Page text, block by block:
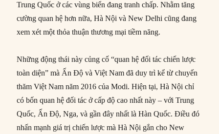
Trung Quốc ở các vùng biển đang tranh chấp. Nhằm tăng
cường quan hệ hơn nữa, Hà Nội và New Delhi cũng đang
xem xét một thỏa thuận thương mại tiềm năng.
Những động thái này củng cố “quan hệ đối tác chiến lược
toàn diện” mà Ấn Độ và Việt Nam đã duy trì kể từ chuyến
thăm Việt Nam năm 2016 của Modi. Hiện tại, Hà Nội chỉ
có bốn quan hệ đối tác ở cấp độ cao nhất này – với Trung
Quốc, Ấn Độ, Nga, và gần đây nhất là Hàn Quốc. Điều đó
nhấn mạnh giá trị chiến lược mà Hà Nội gắn cho New